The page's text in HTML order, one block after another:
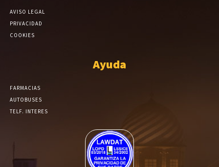
AVISO LEGAL
PRIVACIDAD
COOKIES
Ayuda
FARMACIAS
AUTOBUSES
TELF. INTERES